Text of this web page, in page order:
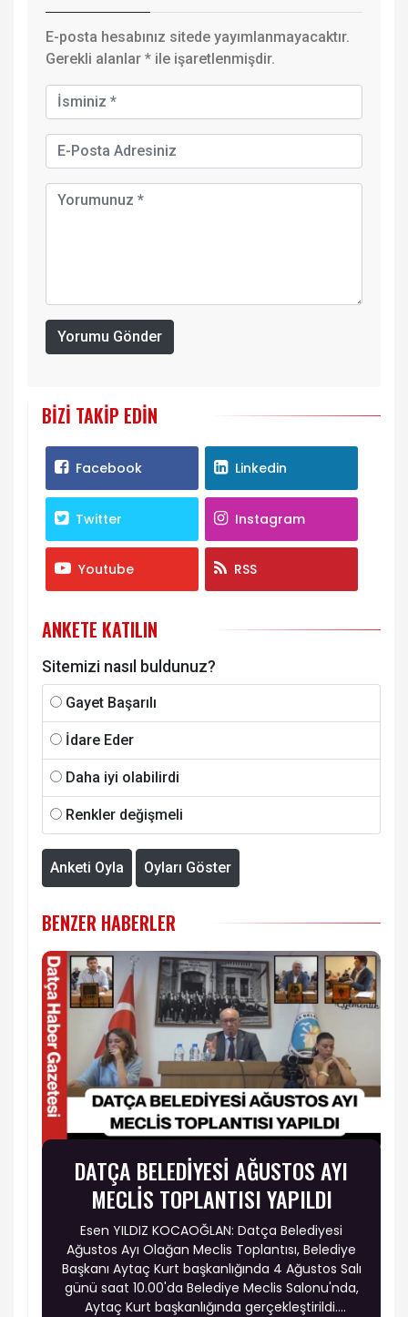
E-posta hesabınız sitede yayımlanmayacaktır.
Gerekli alanlar * ile işaretlenmişdir.
Yorumu Gönder
BIZI TAKIP EDIN
Facebook Linkedin
Twitter Instagram
Youtube RSS
ANKETE KATILIN
Sitemizi nasıl buldunuz?
Gayet Başarılı
İdare Eder
Daha iyi olabilirdi
Renkler değişmeli
Anketi Oyla Oyları Göster
BENZER HABERLER
DATÇA BELEDİYESİ AĞUSTOS AYI
MECLİS TOPLANTISI YAPILDI
Esen YILDIZ KOCAOĞLAN: Datça Belediyesi
Ağustos Ayı Olağan Meclis Toplantısı, Belediye
Başkanı Aytaç Kurt başkanlığında 4 Ağustos Salı
günü saat 10.00'da Belediye Meclis Salonu'nda,
Aytaç Kurt başkanlığında gerçekleştirildi.